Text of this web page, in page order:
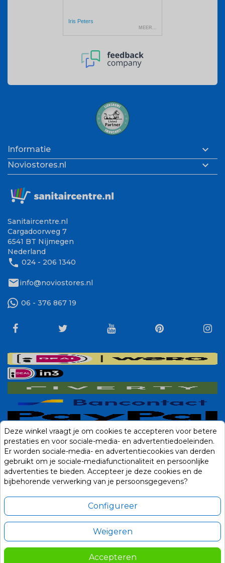
Informatie 
Noviostores.nl 
Sanitaircentre.nl
Cargadoorweg 7
6541 BT Nijmegen
Nederland
phone 024 - 206 1340
mailinfo@noviostores.nl
06 - 376 867 19
Deze winkel vraagt je om cookies te accepteren voor betere
prestaties en voor sociale-media- en advertentiedoeleinden.
Er worden sociale-media- en advertentiecookies van derden
gebruikt om je sociale-mediafunctionaliteit en persoonlijke
advertenties te bieden. Accepteer je deze cookies en de
bijbehorende verwerking van je persoonsgegevens?
Configureer
Weigeren
Accepteren